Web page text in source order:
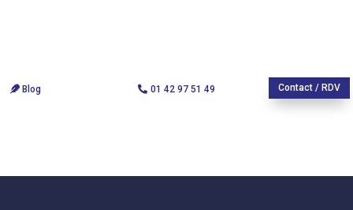
Blog 01 42 97 51 49 Contact / RDV